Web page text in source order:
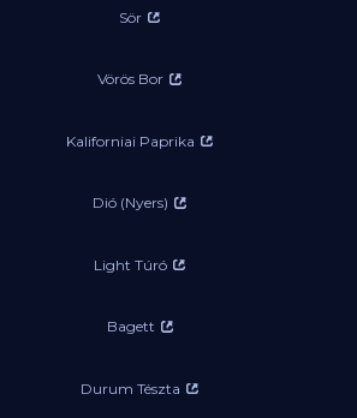
Sör
Vörös Bor
Kaliforniai Paprika
Dió (Nyers)
Light Túró
Bagett
Durum Tészta